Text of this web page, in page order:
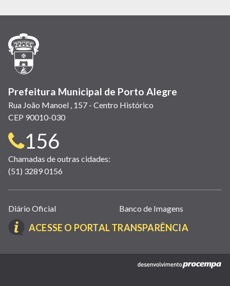
em
janela)
em
em
(link
em
em
em
Prefeitura Municipal de Porto Alegre
Rua João Manoel , 157 - Centro Histórico
CEP 90010-030
Telefone
para
contato:
156
Chamadas de outras cidades:
(51) 3289 0156
Links
úteis
(abrem
nova
Diário Oficial Banco de Imagens
ACESSE O PORTAL TRANSPARÊNCIA(LINK
EM
NOVA